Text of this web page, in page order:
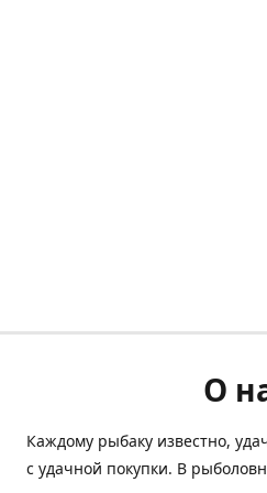
О
Каждому рыбаку известно,
с удачной покупки. В